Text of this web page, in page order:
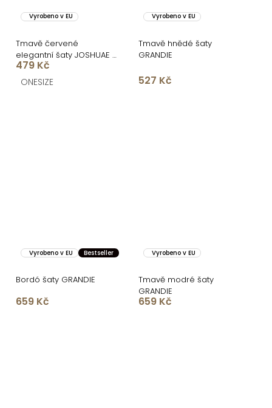
Vyrobeno v EU
Tmavě červené
elegantní šaty JOSHUAE s
květinovým vzorem
479 Kč
ONESIZE
Vyrobeno v EU
Tmavě hnědé šaty
GRANDIE
527 Kč
Vyrobeno v EU Bestseller
Bordó šaty GRANDIE
659 Kč
Vyrobeno v EU
Tmavě modré šaty
GRANDIE
659 Kč